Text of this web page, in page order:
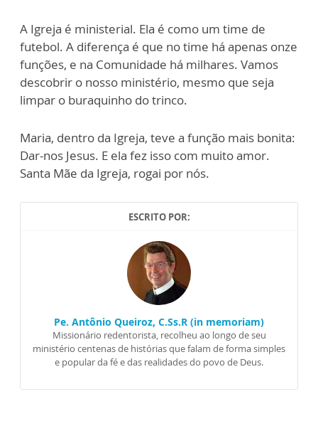
A Igreja é ministerial. Ela é como um time de
futebol. A diferença é que no time há apenas onze
funções, e na Comunidade há milhares. Vamos
descobrir o nosso ministério, mesmo que seja
limpar o buraquinho do trinco.
Maria, dentro da Igreja, teve a função mais bonita:
Dar-nos Jesus. E ela fez isso com muito amor.
Santa Mãe da Igreja, rogai por nós.
ESCRITO POR:
Pe. Antônio Queiroz, C.Ss.R (in memoriam)
Missionário redentorista, recolheu ao longo de seu
ministério centenas de histórias que falam de forma simples
e popular da fé e das realidades do povo de Deus.